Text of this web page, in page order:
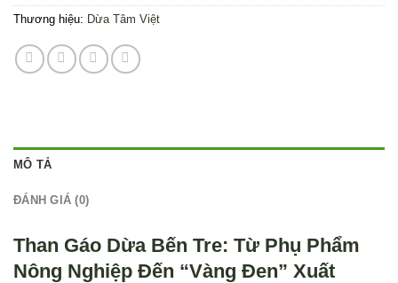
Thương hiệu: Dừa Tâm Việt
MÔ TẢ
ĐÁNH GIÁ (0)
Than Gáo Dừa Bến Tre: Từ Phụ Phẩm
Nông Nghiệp Đến “Vàng Đen” Xuất